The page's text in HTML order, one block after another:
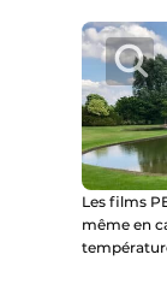
Les films
même en